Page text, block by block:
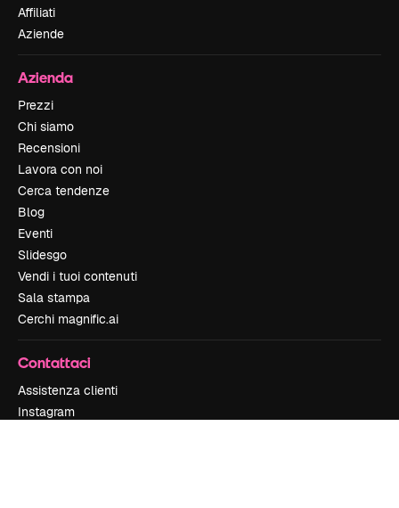
Affiliati
Aziende
Azienda
Prezzi
Chi siamo
Recensioni
Lavora con noi
Cerca tendenze
Blog
Eventi
Slidesgo
Vendi i tuoi contenuti
Sala stampa
Cerchi magnific.ai
Contattaci
Assistenza clienti
Instagram